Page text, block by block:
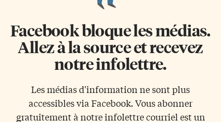
Facebook bloque les médias.
Allez à la source et recevez
notre infolettre.
Les médias d'information ne sont plus
accessibles via Facebook. Vous abonner
gratuitement à notre infolettre courriel est un